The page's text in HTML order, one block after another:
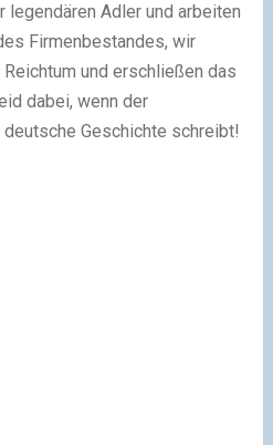
legendären Adler und arbeiten
Firmenbestandes, wir
Reichtum und erschließen das
dabei, wenn der
Geschichte schreibt!